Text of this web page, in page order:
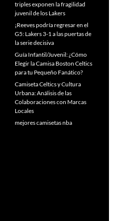
triples exponen la fragilidad
juvenil de los Lakers
¡Reeves podría regresar en el
G5: Lakers 3-1 a las puertas de
la serie decisiva
Guía Infantil/Juvenil: ¿Cómo
Elegir la Camisa Boston Celtics
para tu Pequeño Fanático?
Camiseta Celtics y Cultura
Urbana: Análisis de las
Colaboraciones con Marcas
Locales
mejores camisetas nba